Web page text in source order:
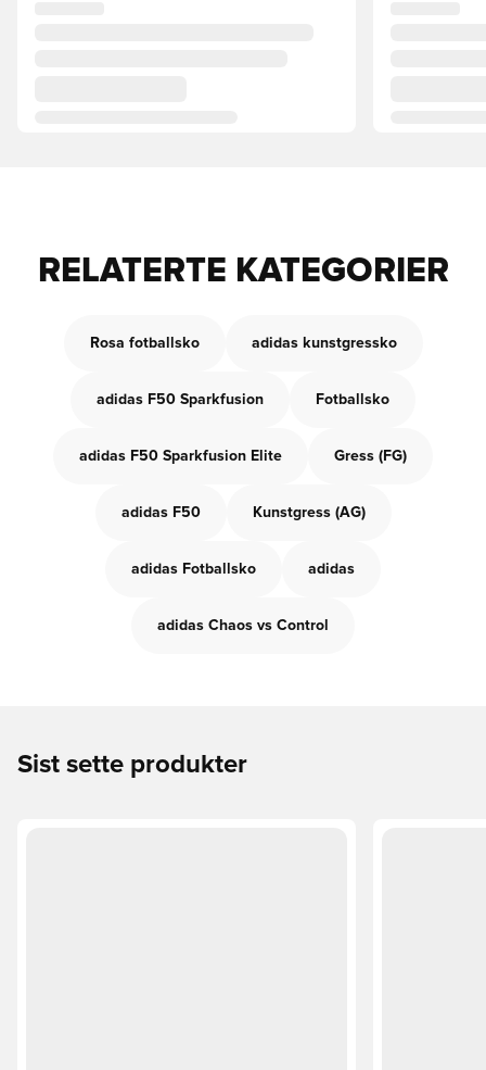
RELATERTE KATEGORIER
Rosa fotballsko adidas kunstgressko
adidas F50 Sparkfusion Fotballsko
adidas F50 Sparkfusion Elite Gress (FG)
adidas F50 Kunstgress (AG)
adidas Fotballsko adidas
adidas Chaos vs Control
Sist sette produkter